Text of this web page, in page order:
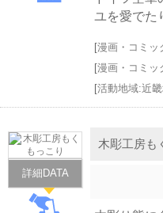
ユを愛でた
[漫画・コミッ
[漫画・コミッ
[活動地域:近
詳細DATA
木彫工房も